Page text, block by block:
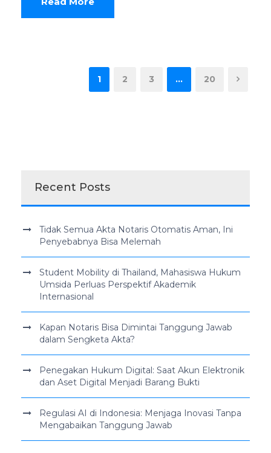
1 2 3 … 20
Recent Posts
Tidak Semua Akta Notaris Otomatis Aman, Ini
Penyebabnya Bisa Melemah
Student Mobility di Thailand, Mahasiswa Hukum
Umsida Perluas Perspektif Akademik
Internasional
Kapan Notaris Bisa Dimintai Tanggung Jawab
dalam Sengketa Akta?
Penegakan Hukum Digital: Saat Akun Elektronik
dan Aset Digital Menjadi Barang Bukti
Regulasi AI di Indonesia: Menjaga Inovasi Tanpa
Mengabaikan Tanggung Jawab